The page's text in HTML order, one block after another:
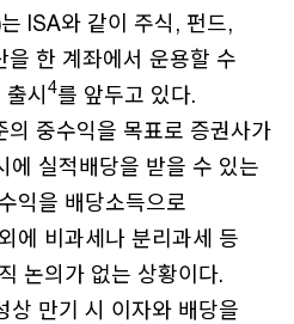
ISA와 같이 주식, 펀드,
한 계좌에서 운용할 수
시4를 앞두고 있다.
중수익을 목표로 증권사가
에 실적배당을 받을 수 있는
익을 배당소득으로
에 비과세나 분리과세 등
논의가 없는 상황이다.
상 만기 시 이자와 배당을